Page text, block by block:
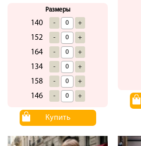
Размеры
140 - +
152 - +
164 - +
134 - +
158 - +
146 - +
Купить